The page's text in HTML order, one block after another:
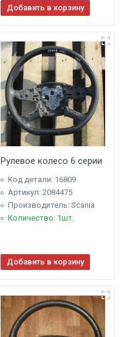
Добавить в корзину
Рулевое колесо 6 серии
Код детали: 16809
Артикул: 2084475
Производитель: Scania
Количество: 1шт.
Добавить в корзину